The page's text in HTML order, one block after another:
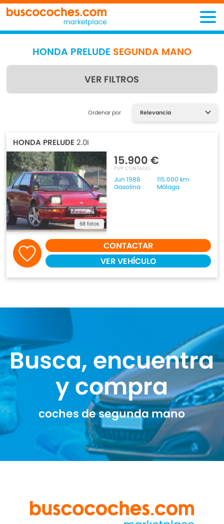
HONDA PRELUDE SEGUNDA MANO
VER FILTROS
Encuentra lo que estás
Ordenar por
HONDA PRELUDE 2.0I
68 fotos
15.900 €
PVP CONTADO
Jun 1988
115.000 km
Gasolina
Málaga
CONTACTAR
VER VEHÍCULO
Busca, encuentra
y compra
coches de segunda mano